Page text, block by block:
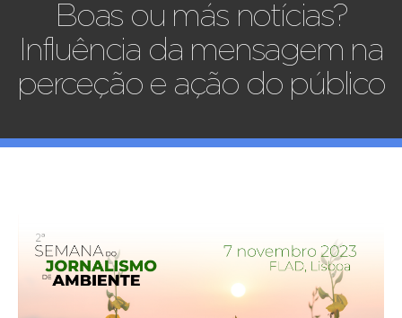
Boas ou más notícias?
Influência da mensagem na
perceção e ação do público